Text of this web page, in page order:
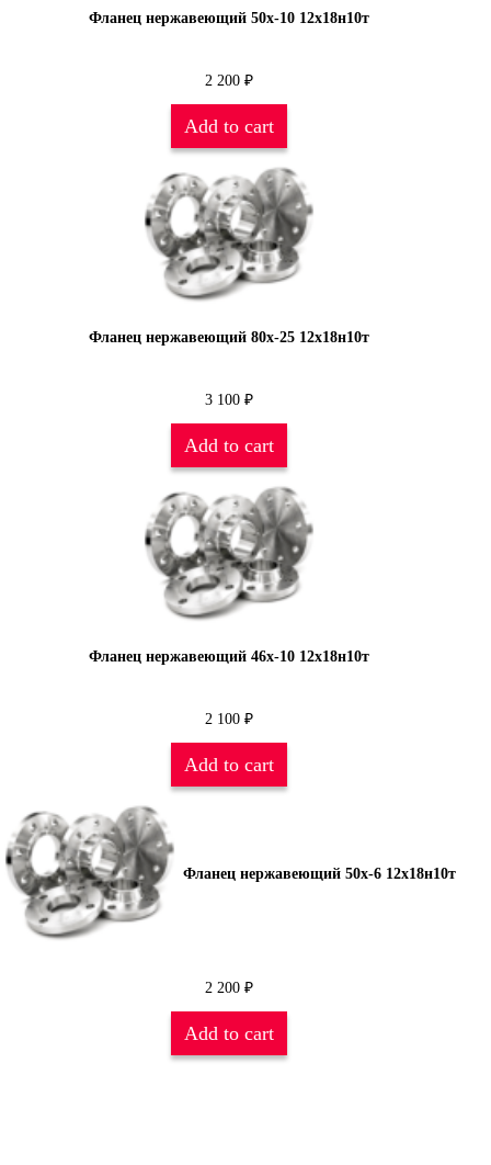
Фланец нержавеющий 50х-10 12х18н10т
2 200 ₽
Add to cart
Фланец нержавеющий 80х-25 12х18н10т
3 100 ₽
Add to cart
Фланец нержавеющий 46х-10 12х18н10т
2 100 ₽
Add to cart
Фланец нержавеющий 50х-6 12х18н10т
2 200 ₽
Add to cart